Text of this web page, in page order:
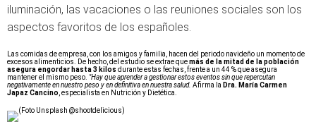
iluminación, las vacaciones o las reuniones sociales son los
aspectos favoritos de los españoles.
Las comidas de empresa, con los amigos y familia, hacen del periodo navideño un momento de
excesos alimenticios. De hecho, del estudio se extrae quemás de la mitad de la población
asegura engordar hasta 3 kilos durante estas fechas, frente a un 44 % que asegura
mantener el mismo peso. "Hay que aprender a gestionar estos eventos sin que repercutan
negativamente en nuestro peso y en definitiva en nuestra salud. Afirma la Dra. María Carmen
Japaz Cancino , especialista en Nutrición y Dietética.